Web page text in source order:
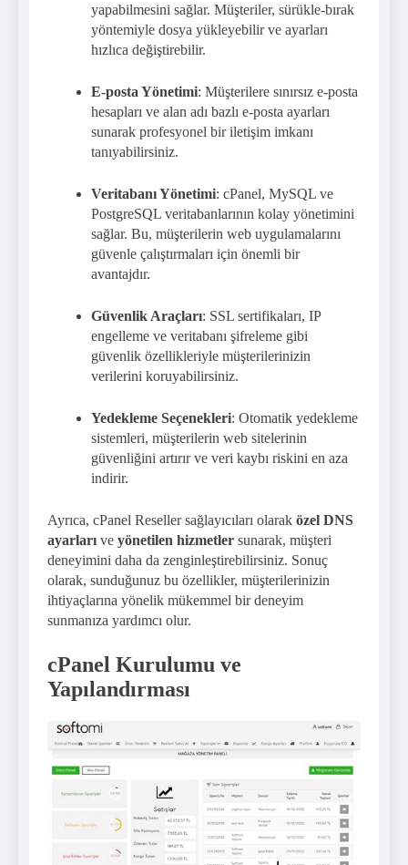
yapabilmesini sağlar. Müşteriler, sürükle-bırak
yöntemiyle dosya yükleyebilir ve ayarları
hızlıca değiştirebilir.
E-posta Yönetimi: Müşterilere sınırsız e-posta
hesapları ve alan adı bazlı e-posta ayarları
sunarak profesyonel bir iletişim imkanı
tanıyabilirsiniz.
Veritabanı Yönetimi: cPanel, MySQL ve
PostgreSQL veritabanlarının kolay yönetimini
sağlar. Bu, müşterilerin web uygulamalarını
güvenle çalıştırmaları için önemli bir
avantajdır.
Güvenlik Araçları: SSL sertifikaları, IP
engelleme ve veritabanı şifreleme gibi
güvenlik özellikleriyle müşterilerinizin
verilerini koruyabilirsiniz.
Yedekleme Seçenekleri: Otomatik yedekleme
sistemleri, müşterilerin web sitelerinin
güvenliğini artırır ve veri kaybı riskini en aza
indirir.
Ayrıca, cPanel Reseller sağlayıcıları olarak özel DNS
ayarları ve yönetilen hizmetler sunarak, müşteri
deneyimini daha da zenginleştirebilirsiniz. Sonuç
olarak, sunduğunuz bu özellikler, müşterilerinizin
ihtiyaçlarına yönelik mükemmel bir deneyim
sunmanıza yardımcı olur.
cPanel Kurulumu ve
Yapılandırması